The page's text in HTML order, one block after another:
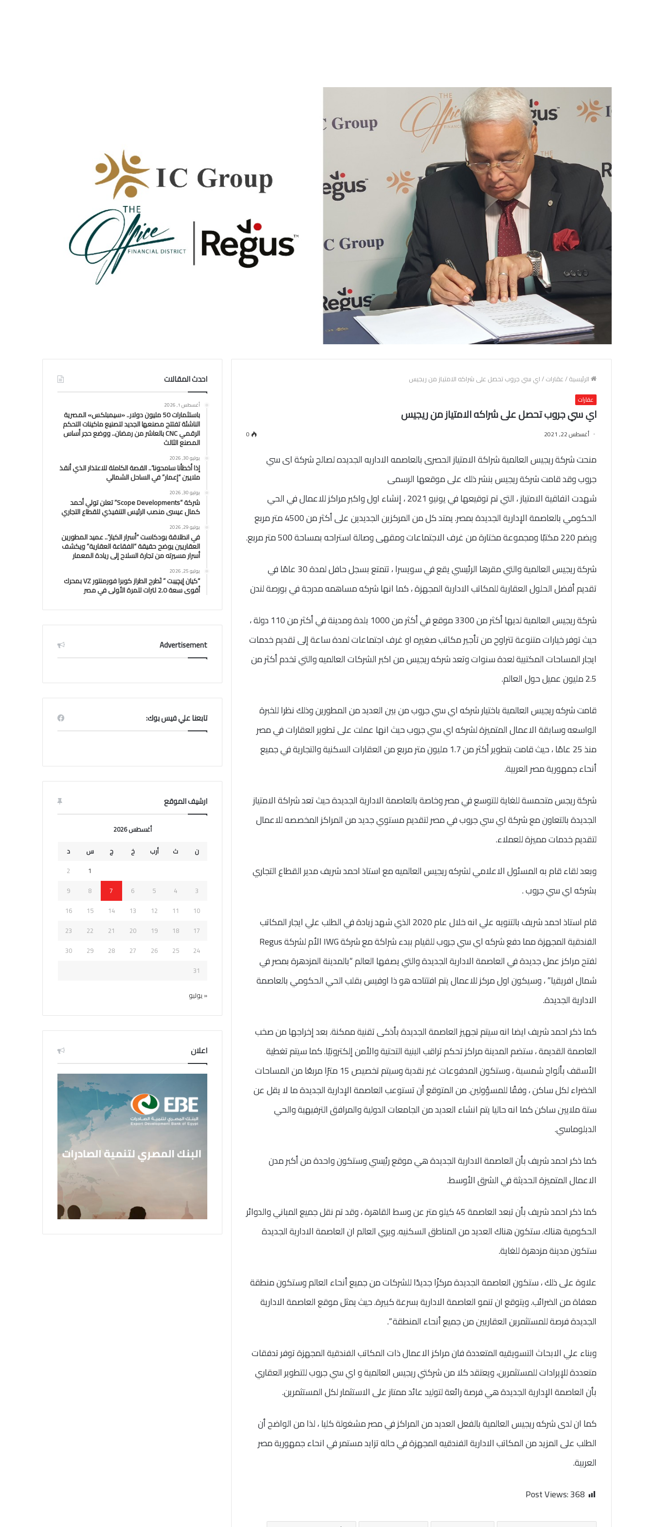
الرئيسية/عقارات/اي سي جروب تحصل على شراكه الامتياز من ريجيس
عقارات
اي سي جروب تحصل على شراكه الامتياز من ريجيس
أغسطس 22, 2021 0
منحت شركة ريجيس العالمية شراكة الامتياز الحصرى بالعاصمه الاداريه الجديده لصالح شركة اى سي
جروب وقد قامت شركة ريجيس بنشر ذلك على موقعها الرسمى
شهدت اتفاقية الامتياز ، التي تم توقيعها في يونيو 2021 ، إنشاء اول واكبر مراكز للاعمال في الحي
الحكومي بالعاصمة الإدارية الجديدة بمصر. يمتد كل من المركزين الجديدين على أكثر من 4500 متر مربع
ويضم 220 مكتبًا ومجموعة مختارة من غرف الاجتماعات ومقهى وصالة استراحه بمساحة 500 متر مربع.
شركة ريجيس العالمية والتي مقرها الرئيسي يقع في سويسرا ، تتمتع بسجل حافل لمدة 30 عامًا في
تقديم أفضل الحلول العقارية للمكاتب الادارية المجهزة ، كما انها شركه مساهمه مدرجة في بورصة لندن
شركة ريجيس العالمية لديها أكثر من 3300 موقع في أكثر من 1000 بلدة ومدينة في أكثر من 110 دولة ،
حيث توفر خيارات متنوعة تتراوح من تأجير مكاتب صغيره او غرف اجتماعات لمدة ساعة إلى تقديم خدمات
ايجار المساحات المكتبية لعدة سنوات وتعد شركه ريجيس من اكبر الشركات العالميه والتي تخدم أكثر من
2.5 مليون عميل حول العالم.
قامت شركه ريجيس العالمية باختيار شركه اي سي جروب من بين العديد من المطورين وذلك نظرا للخبرة
الواسعه وسابقة الاعمال المتميزة لشركه اي سي جروب حيث انها عملت على تطوير العقارات في مصر
منذ 25 عامًا ، حيث قامت بتطوير أكثر من 1.7 مليون متر مربع من العقارات السكنية والتجارية في جميع
أنحاء جمهورية مصر العربية.
شركة ريجس متحمسة للغاية للتوسع في مصر وخاصة بالعاصمة الادارية الجديدة حيث تعد شراكة الامتياز
الجديدة بالتعاون مع شركة اي سي جروب في مصر لتقديم مستوي جديد من المراكز المخصصه للاعمال
لتقديم خدمات مميزة للعملاء.
وبعد لقاء قام به المسئول الاعلامي لشركه ريجيس العالميه مع استاذ احمد شريف مدير القطاع التجاري
بشركه اي سي جروب .
قام استاذ احمد شريف بالتنويه علي انه خلال عام 2020 الذي شهد زيادة في الطلب علي ايجار المكاتب
الفندقية المجهزة مما دفع شركه اي سي جروب للقيام ببدء شراكة مع شركة IWG الأم لشركة Regus
لفتح مراكز عمل جديدة في العاصمة الادارية الجديدة والتي يصفها العالم “بالمدينة المزدهرة بمصر في
شمال افريقيا” ، وسيكون اول مركز للاعمال يتم افتتاحه هو ذا اوفيس بقلب الحي الحكومي بالعاصمة
الادارية الجديدة.
كما ذكر احمد شريف ايضا انه سيتم تجهيز العاصمة الجديدة بأذكى تقنية ممكنة. بعد إخراجها من صخب
العاصمة القديمة ، ستضم المدينة مراكز تحكم تراقب البنية التحتية والأمن إلكترونيًا. كما سيتم تغطية
الأسقف بألواح شمسية ، وستكون المدفوعات غير نقدية وسيتم تخصيص 15 مترًا مربعًا من المساحات
الخضراء لكل ساكن ، وفقًا للمسؤولين. من المتوقع أن تستوعب العاصمة الإدارية الجديدة ما لا يقل عن
ستة ملايين ساكن كما انه حاليا يتم انشاء العديد من الجامعات الدولية والمرافق الترفيهية والحي
الدبلوماسي.
كما ذكر احمد شريف بأن العاصمة الادارية الجديدة هي موقع رئيسي وستكون واحدة من أكبر مدن
الاعمال المتميزة الحديثة في الشرق الأوسط.
كما ذكر احمد شريف بأن تبعد العاصمة 45 كيلو متر عن وسط القاهرة ، وقد تم نقل جميع المباني والدوائر
الحكومية هناك. ستكون هناك العديد من المناطق السكنيه. ويري العالم ان العاصمة الادارية الجديدة
ستكون مدينة مزدهرة للغاية.
علاوة على ذلك ، ستكون العاصمة الجديدة مركزًا جديدًا للشركات من جميع أنحاء العالم وستكون منطقة
معفاة من الضرائب. ويتوقع ان تنمو العاصمة الادارية بسرعة كبيرة. حيث يمثل موقع العاصمة الادارية
الجديدة فرصة للمستثمرين العقاريين من جميع أنحاء المنطقة “.
وبناء علي الابحاث التسويقيه المتعددة فان مراكز الاعمال ذات المكاتب الفندقية المجهزة توفر تدفقات
متعددة للإيرادات للمستثمرين، ويعتقد كلا من شركتي ريجيس العالمية و اي سي جروب للتطوير العقاري
بأن العاصمة الإدارية الجديدة هي فرصة رائعة لتوليد عائد ممتاز على الاستثمار لكل المستثمرين.
كما ان لدى شركه ريجيس العالمية بالفعل العديد من المراكز في مصر مشغولة كليا ، لذا من الواضح أن
الطلب على المزيد من المكاتب الادارية الفندقيه المجهزة في حاله تزايد مستمر في انحاء جمهورية مصر
العربية.
Post Views:368
احدث المقالات
أغسطس 1, 2026
باستثمارات 50 مليون دولار.. «سيمبلكس» المصرية
الناشئة تفتتح مصنعها الجديد لتصنيع ماكينات التحكم
الرقمي CNC بالعاشر من رمضان.. ووضع حجر أساس
المصنع الثالث
يوليو 30, 2026
إذا أخطأنا سامحونا”.. القصة الكاملة للاعتذار الذي أنقذ
ملايين “إعمار” في الساحل الشمالي
يوليو 30, 2026
شركة “Scope Developments” تعلن تولي أحمد
كمال عيسى منصب الرئيس التنفيذي للقطاع التجاري
يوليو 29, 2026
في انطلاقة بودكاست “أسرار الكبار”.. عميد المطورين
العقاريين يوضح حقيقة “الفقاعة العقارية” ويكشف
أسرار مسيرته من تجارة السلاح إلى ريادة المعمار
يوليو 25, 2026
“كيان إيچيبت ” تَطرح الطراز كوبرا فورمنتور VZ بمحرك
أقوى سعة 2.0 لترات للمرة الأولى في مصر
Advertisement
تابعنا علي فيس بوك:
ارشيف الموقع
أغسطس 2026
ن
ث أرب خ ج س
د
1
2
3
4
5
6
7
8
9
10
11
12
13
14
15
16
17
18
19
20
21
22
23
24
25
26
27
28
29
30
31
« يوليو
اعلان